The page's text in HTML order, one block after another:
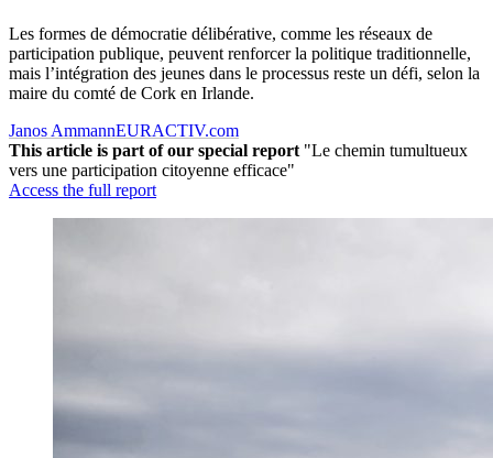
Les formes de démocratie délibérative, comme les réseaux de
participation publique, peuvent renforcer la politique traditionnelle,
mais l’intégration des jeunes dans le processus reste un défi, selon la
maire du comté de Cork en Irlande.
Janos AmmannEURACTIV.com
This article is part of our special report "Le chemin tumultueux
vers une participation citoyenne efficace"
Access the full report